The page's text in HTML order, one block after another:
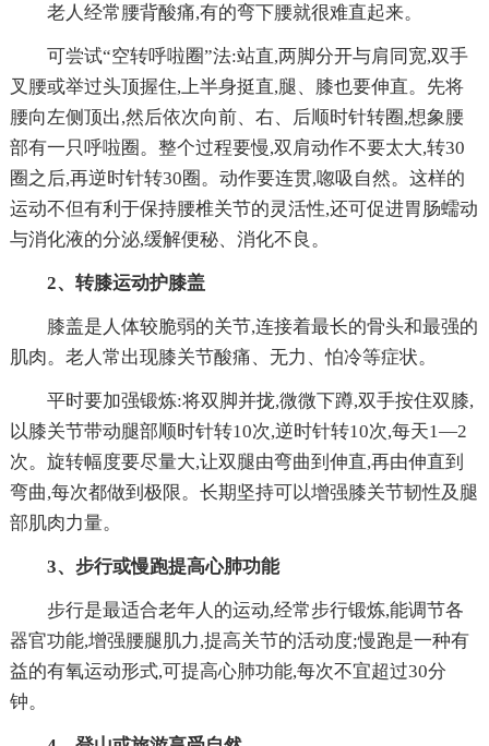
老人经常腰背酸痛,有的弯下腰就很难直起来。
可尝试“空转呼啦圈”法:站直,两脚分开与肩同宽,双手
叉腰或举过头顶握住,上半身挺直,腿、膝也要伸直。先将
腰向左侧顶出,然后依次向前、右、后顺时针转圈,想象腰
部有一只呼啦圈。整个过程要慢,双肩动作不要太大,转30
圈之后,再逆时针转30圈。动作要连贯,唿吸自然。这样的
运动不但有利于保持腰椎关节的灵活性,还可促进胃肠蠕动
与消化液的分泌,缓解便秘、消化不良。
2、转膝运动护膝盖
膝盖是人体较脆弱的关节,连接着最长的骨头和最强的
肌肉。老人常出现膝关节酸痛、无力、怕冷等症状。
平时要加强锻炼:将双脚并拢,微微下蹲,双手按住双膝,
以膝关节带动腿部顺时针转10次,逆时针转10次,每天1—2
次。旋转幅度要尽量大,让双腿由弯曲到伸直,再由伸直到
弯曲,每次都做到极限。长期坚持可以增强膝关节韧性及腿
部肌肉力量。
3、步行或慢跑提高心肺功能
步行是最适合老年人的运动,经常步行锻炼,能调节各
器官功能,增强腰腿肌力,提高关节的活动度;慢跑是一种有
益的有氧运动形式,可提高心肺功能,每次不宜超过30分
钟。